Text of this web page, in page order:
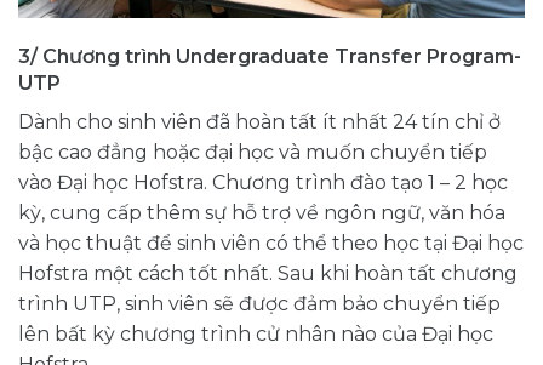
3/ Chương trình Undergraduate Transfer Program-
UTP
Dành cho sinh viên đã hoàn tất ít nhất 24 tín chỉ ở
bậc cao đẳng hoặc đại học và muốn chuyển tiếp
vào Đại học Hofstra. Chương trình đào tạo 1 – 2 học
kỳ, cung cấp thêm sự hỗ trợ về ngôn ngữ, văn hóa
và học thuật để sinh viên có thể theo học tại Đại học
Hofstra một cách tốt nhất. Sau khi hoàn tất chương
trình UTP, sinh viên sẽ được đảm bảo chuyển tiếp
lên bất kỳ chương trình cử nhân nào của Đại học